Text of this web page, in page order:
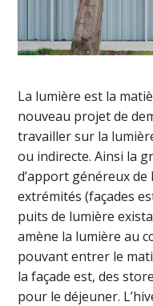
La lumière est la
nouveau projet de
travailler sur la
ou indirecte. Ainsi la
d’apport généreux
extrémités (façades
puits de lumière
amène la lumière au
pouvant entrer le
la façade est, des
pour le déjeuner.